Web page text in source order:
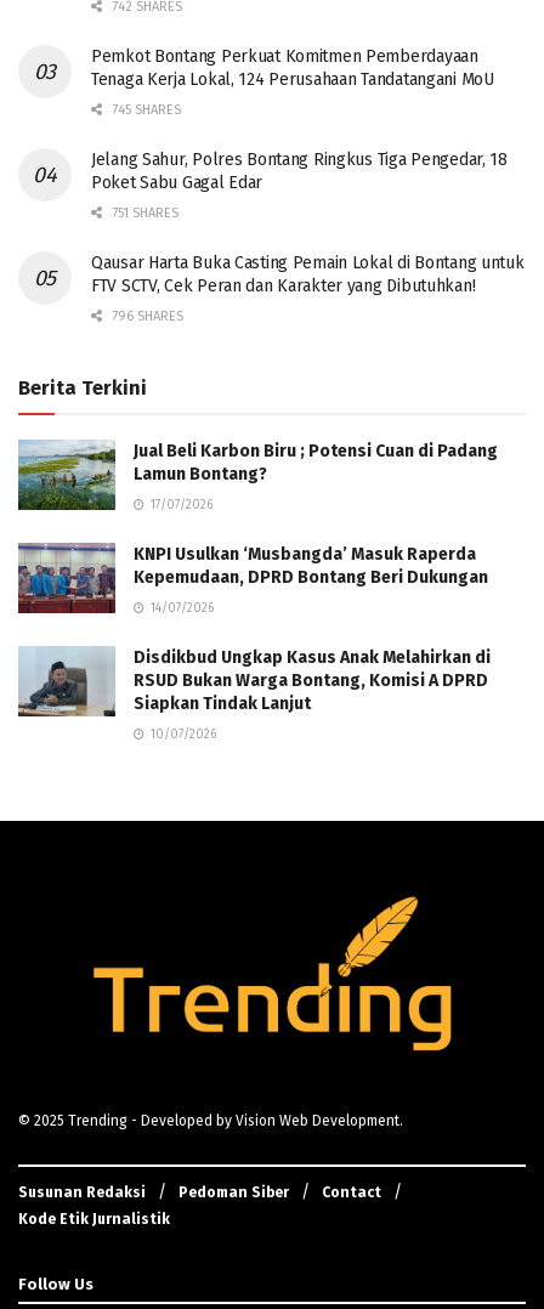
742 SHARES
Pemkot Bontang Perkuat Komitmen Pemberdayaan
Tenaga Kerja Lokal, 124 Perusahaan Tandatangani MoU
745 SHARES
Jelang Sahur, Polres Bontang Ringkus Tiga Pengedar, 18
Poket Sabu Gagal Edar
751 SHARES
Qausar Harta Buka Casting Pemain Lokal di Bontang untuk
FTV SCTV, Cek Peran dan Karakter yang Dibutuhkan!
796 SHARES
Berita Terkini
Jual Beli Karbon Biru ; Potensi Cuan di Padang
Lamun Bontang?
17/07/2026
KNPI Usulkan ‘Musbangda’ Masuk Raperda
Kepemudaan, DPRD Bontang Beri Dukungan
14/07/2026
Disdikbud Ungkap Kasus Anak Melahirkan di
RSUD Bukan Warga Bontang, Komisi A DPRD
Siapkan Tindak Lanjut
10/07/2026
© 2025 Trending - Developed by Vision Web Development.
Susunan Redaksi Pedoman Siber
Contact
Kode Etik Jurnalistik
Follow Us